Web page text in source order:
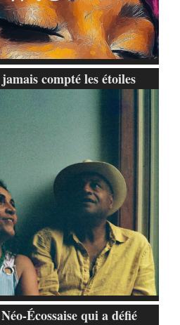
compté les étoiles
Écossaise qui a défié